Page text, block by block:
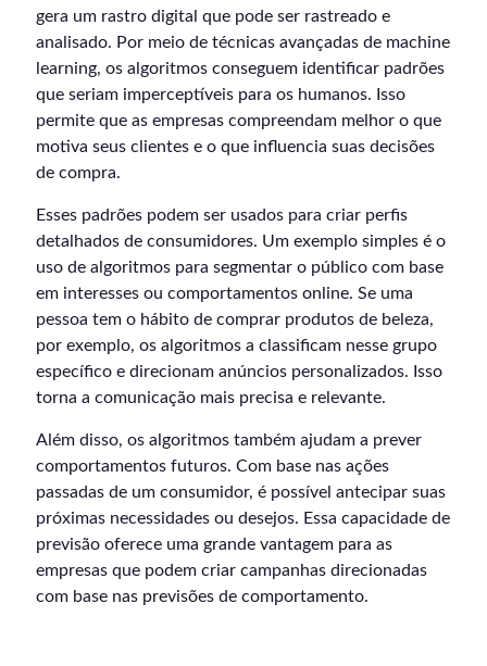
gera um rastro digital que pode ser rastreado e
analisado. Por meio de técnicas avançadas de machine
learning, os algoritmos conseguem identificar padrões
que seriam imperceptíveis para os humanos. Isso
permite que as empresas compreendam melhor o que
motiva seus clientes e o que influencia suas decisões
de compra.
Esses padrões podem ser usados para criar perfis
detalhados de consumidores. Um exemplo simples é o
uso de algoritmos para segmentar o público com base
em interesses ou comportamentos online. Se uma
pessoa tem o hábito de comprar produtos de beleza,
por exemplo, os algoritmos a classificam nesse grupo
específico e direcionam anúncios personalizados. Isso
torna a comunicação mais precisa e relevante.
Além disso, os algoritmos também ajudam a prever
comportamentos futuros. Com base nas ações
passadas de um consumidor, é possível antecipar suas
próximas necessidades ou desejos. Essa capacidade de
previsão oferece uma grande vantagem para as
empresas que podem criar campanhas direcionadas
com base nas previsões de comportamento.